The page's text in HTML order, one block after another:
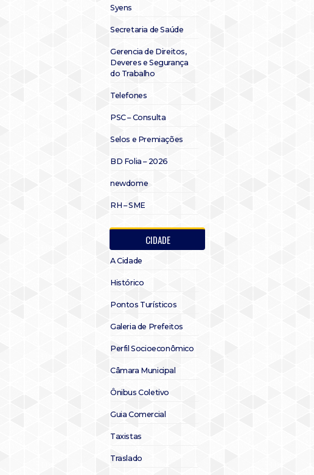
Syens
Secretaria de Saúde
Gerencia de Direitos,
Deveres e Segurança
do Trabalho
Telefones
PSC – Consulta
Selos e Premiações
BD Folia – 2026
newdome
RH – SME
CIDADE
A Cidade
Histórico
Pontos Turísticos
Galeria de Prefeitos
Perfil Socioeconômico
Câmara Municipal
Ônibus Coletivo
Guia Comercial
Taxistas
Traslado